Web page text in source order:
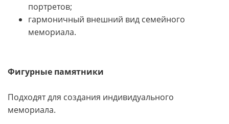
портретов;
гармоничный внешний вид семейного
мемориала.
Фигурные памятники
Подходят для создания индивидуального
мемориала.